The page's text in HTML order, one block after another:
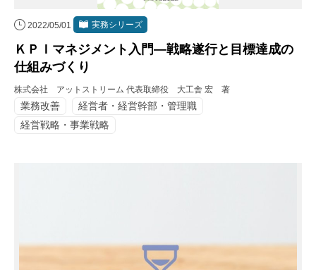
2022/05/01 実務シリーズ
ＫＰＩマネジメント入門―戦略遂行と目標達成の
仕組みづくり
株式会社 アットストリーム 代表取締役 大工舎 宏 著
業務改善
経営者・経営幹部・管理職
経営戦略・事業戦略